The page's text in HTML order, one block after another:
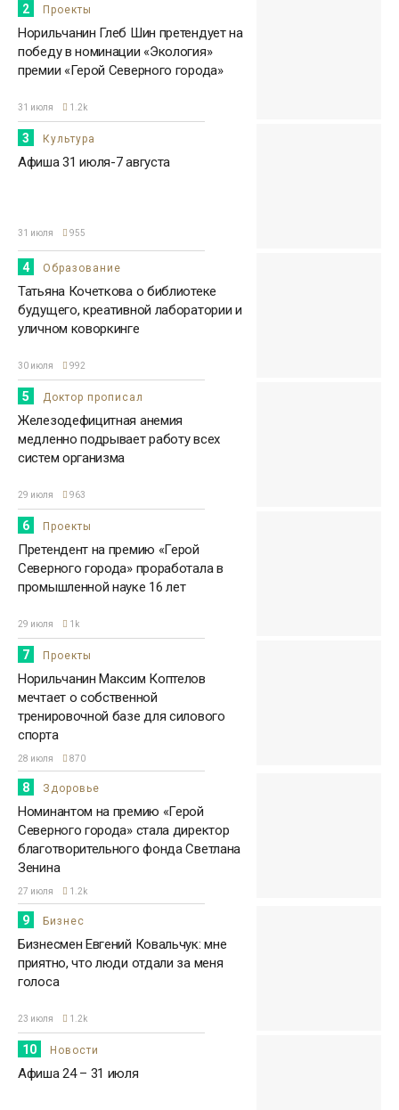
2 Проекты
Норильчанин Глеб Шин претендует на
победу в номинации «Экология»
премии «Герой Северного города»
31 июля 1.2k
3 Культура
Афиша 31 июля-7 августа
31 июля 955
4 Образование
Татьяна Кочеткова о библиотеке
будущего, креативной лаборатории и
уличном коворкинге
30 июля 992
5 Доктор прописал
Железодефицитная анемия
медленно подрывает работу всех
систем организма
29 июля 963
6 Проекты
Претендент на премию «Герой
Северного города» проработала в
промышленной науке 16 лет
29 июля 1k
7 Проекты
Норильчанин Максим Коптелов
мечтает о собственной
тренировочной базе для силового
спорта
28 июля 870
8 Здоровье
Номинантом на премию «Герой
Северного города» стала директор
благотворительного фонда Светлана
Зенина
27 июля 1.2k
9 Бизнес
Бизнесмен Евгений Ковальчук: мне
приятно, что люди отдали за меня
голоса
23 июля 1.2k
10 Новости
Афиша 24 – 31 июля